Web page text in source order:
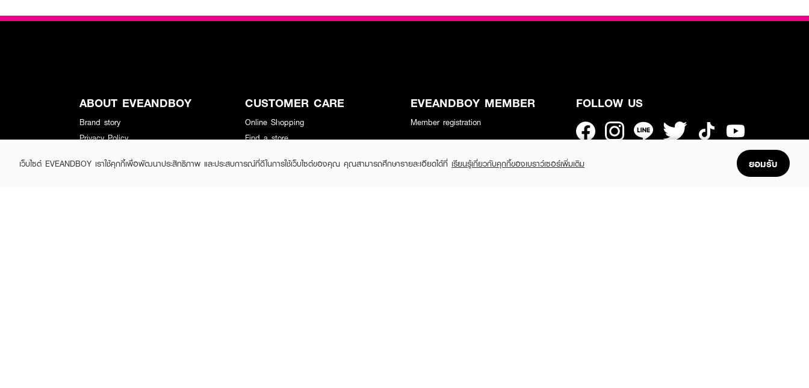
เว็บไซต์ EVEANDBOY เราใช้คุกกี้เพื่อพัฒนาประสิทธิภาพ และประสบการณ์ที่ดีในการใช้เว็บไซต์ของคุณ คุณสามารถศึกษารายละเอียดได้ที่ เรียนรู้เกี่ยวกับคุกกี้ของเบราว์เซอร์เพิ่มเติม ยอมรับ
ABOUT EVEANDBOY
Brand story
Privacy Policy
Sell on EVEANDBOY
CUSTOMER CARE
Online Shopping
Find a store
EVEANDBOY MEMBER
Member registration
FOLLOW US
GET THE APP